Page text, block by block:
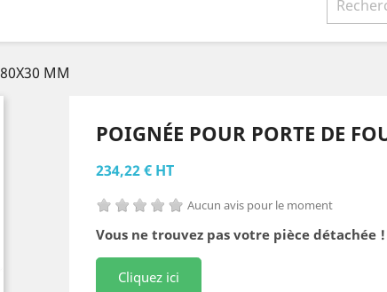
MM
POIGNÉE POUR PORTE DE
234,22 € HT
Aucun avis pour le moment
Vous ne trouvez pas votre pièce détachée !
Cliquez ici